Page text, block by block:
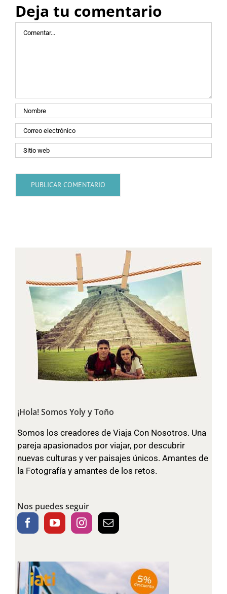
Deja tu comentario
Comentar
¡Hola! Somos Yoly y Toño
Somos los creadores de Viaja Con Nosotros. Una
pareja apasionados por viajar, por descubrir
nuevas culturas y ver paisajes únicos. Amantes de
la Fotografía y amantes de los retos.
Nos puedes seguir